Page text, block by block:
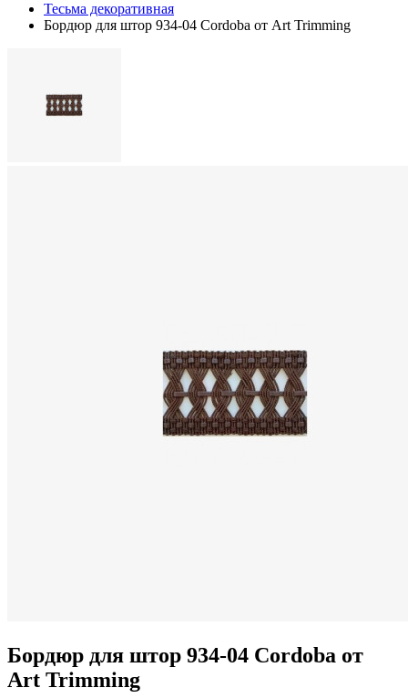
Тесьма декоративная
Бордюр для штор 934-04 Cordoba от Art Trimming
Бордюр для штор 934-04 Cordoba от
Art Trimming